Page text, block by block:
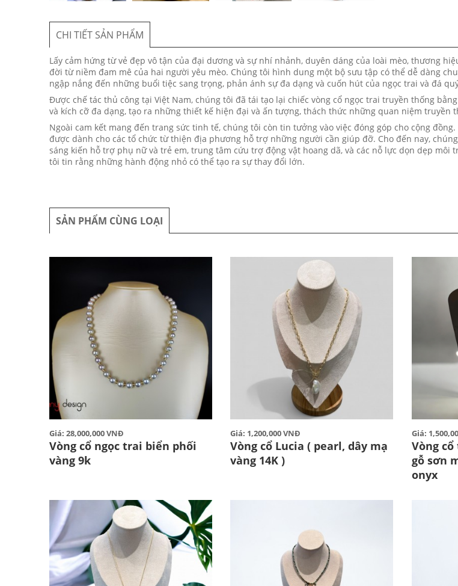
CHI TIẾT SẢN PHẨM
Lấy cảm hứng từ vẻ đẹp vô tận của đại dương và sự nhí nhảnh, duyên dáng của loài mèo, thương
đời từ niềm đam mê của hai người yêu mèo. Chúng tôi hình dung một bộ sưu tập có thể dễ dàng
ngập nắng đến những buổi tiệc sang trọng, phản ánh sự đa dạng và cuốn hút của ngọc trai và đá
Được chế tác thủ công tại Việt Nam, chúng tôi đã tái tạo lại chiếc vòng cổ ngọc trai truyền thống
và kích cỡ đa dạng, tạo ra những thiết kế hiện đại và ấn tượng, thách thức những quan niệm truyền
Ngoài cam kết mang đến trang sức tinh tế, chúng tôi còn tin tưởng vào việc đóng góp cho cộng
được dành cho các tổ chức từ thiện địa phương hỗ trợ những người cần giúp đỡ. Cho đến nay,
sáng kiến hỗ trợ phụ nữ và trẻ em, trung tâm cứu trợ động vật hoang dã, và các nỗ lực dọn dẹp môi
tôi tin rằng những hành động nhỏ có thể tạo ra sự thay đổi lớn.
SẢN PHẨM CÙNG LOẠI
Giá: 28,000,000 VNĐ
Vòng cổ ngọc trai biển phối
vàng 9k
Giá: 1,200,000 VNĐ
Vòng cổ Lucia ( pearl, dây mạ
vàng 14K )
Giá:
Vòng
gỗ sơn
onyx